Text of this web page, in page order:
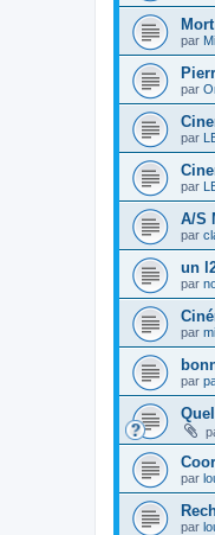
par
par
par
par
A/S
par
un
par
par
par
par
par